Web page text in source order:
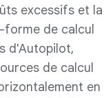
excessifs et la
de calcul
d'Autopilot,
de calcul
en